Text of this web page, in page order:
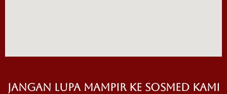
jangan lupa mampir ke sosmed kami